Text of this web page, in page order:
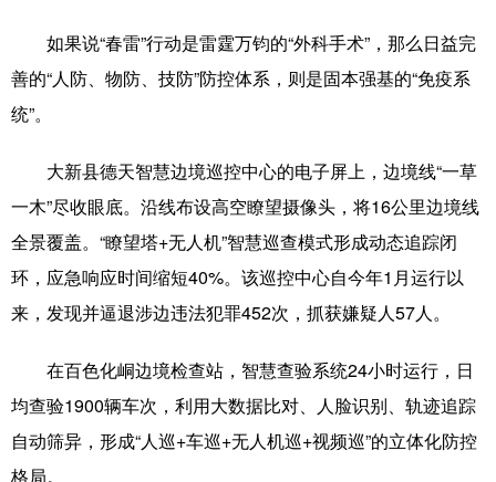
如果说“春雷”行动是雷霆万钧的“外科手术”，那么日益完
善的“人防、物防、技防”防控体系，则是固本强基的“免疫系
统”。
大新县德天智慧边境巡控中心的电子屏上，边境线“一草
一木”尽收眼底。沿线布设高空瞭望摄像头，将16公里边境线
全景覆盖。“瞭望塔+无人机”智慧巡查模式形成动态追踪闭
环，应急响应时间缩短40%。该巡控中心自今年1月运行以
来，发现并逼退涉边违法犯罪452次，抓获嫌疑人57人。
在百色化峒边境检查站，智慧查验系统24小时运行，日
均查验1900辆车次，利用大数据比对、人脸识别、轨迹追踪
自动筛异，形成“人巡+车巡+无人机巡+视频巡”的立体化防控
格局。